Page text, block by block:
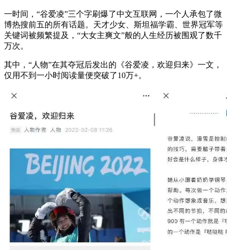
一时间，“谷爱凌”三个字刷爆了中文互联网，一个人承包了微
博热搜前五的所有话题。天才少女、斯坦福学霸、世界冠军等
关键词被频繁提及，“大女主爽文”般的人生经历被围观了数千
万次。
其中，“人物”在其夺冠后发出的《谷爱凌，欢迎归来》一文，
仅用不到一小时阅读量便突破了10万+。